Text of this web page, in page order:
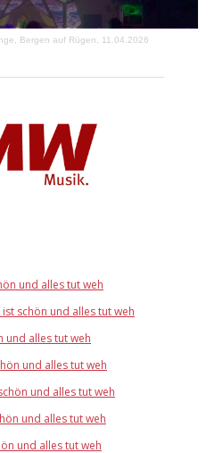
Bergen auf Rügen, 11.04.2026
und alles tut weh
ist schön und alles tut weh
und alles tut weh
und alles tut weh
und alles tut weh
und alles tut weh
und alles tut weh